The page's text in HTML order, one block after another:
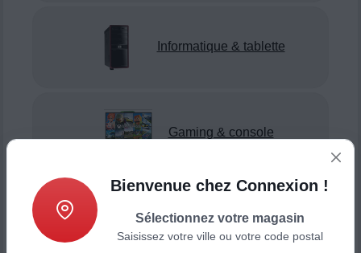
Informatique & tablette
Gaming & console
Smartphone & téléphonie
Bienvenue chez Connexion !
Sélectionnez votre magasin
Saisissez votre ville ou votre code postal